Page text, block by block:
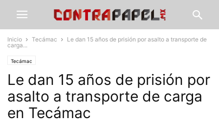
Inicio Tecámac
Le dan 15 años de prisión por asalto a transporte de
carga...
Tecámac
Le dan 15 años de prisión por
asalto a transporte de carga
en Tecámac